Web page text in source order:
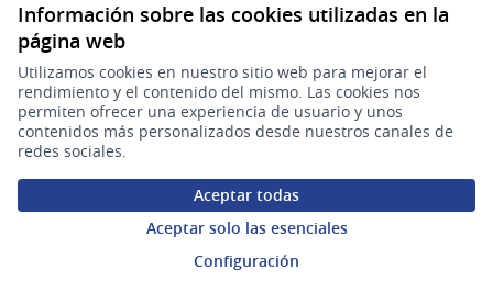
Información sobre las cookies utilizadas en la
página web
Utilizamos cookies en nuestro sitio web para mejorar el
rendimiento y el contenido del mismo. Las cookies nos
permiten ofrecer una experiencia de usuario y unos
contenidos más personalizados desde nuestros canales de
redes sociales.
Aceptar todas
Aceptar solo las esenciales
Configuración
gub.uy
(Enlace externo)
Sitio oficial de la República Oriental del Uruguay
Configuración de cookies
Web creada consoftware libre